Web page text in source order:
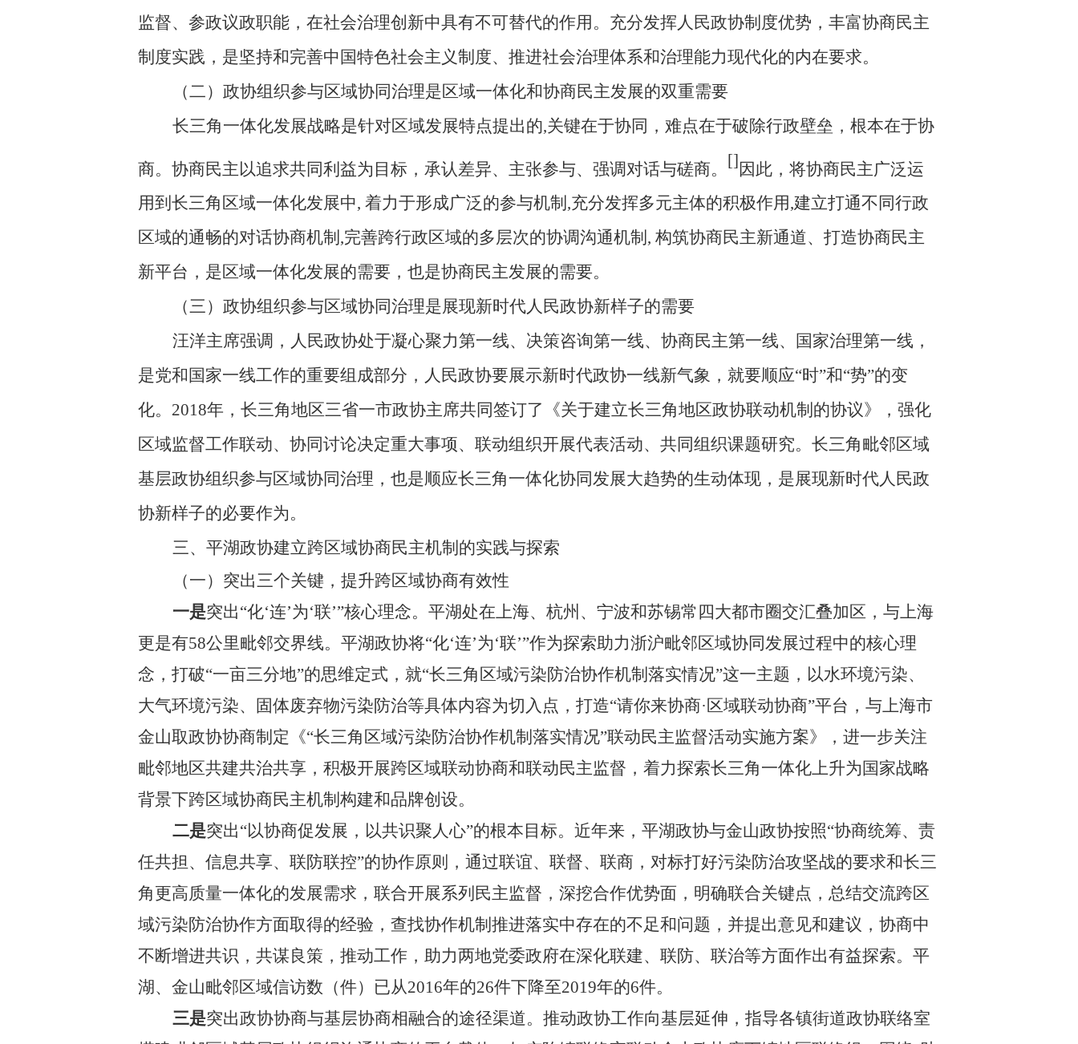
监督、参政议政职能，在社会治理创新中具有不可替代的作用。充分发挥人民政协制度优势，丰富协商民主
制度实践，是坚持和完善中国特色社会主义制度、推进社会治理体系和治理能力现代化的内在要求。
（二）政协组织参与区域协同治理是区域一体化和协商民主发展的双重需要
长三角一体化发展战略是针对区域发展特点提出的,关键在于协同，难点在于破除行政壁垒，根本在于协
商。 协商民主以追求共同利益为目标 ， 承认差异、主张参与、强调对话与磋商。 []因此，将协商民主广泛运
用到长三角 区域一体化发展中, 着力于形成广泛的参与机制,充分发挥多元主体的积极作用,建立打通不同行政
区域的通畅的对话协商机制 ,完善跨行政区域的多层次的协调沟通机制 , 构筑协商民主新通道、 打造协商民主
新平台 ，是区域一体化发展的需要，也是协商民主发展的需要。
（三）政协组织参与区域协同治理是展现新时代人民政协新样子的需要
汪洋主席强调，人民政协处于凝心聚力第一线、决策咨询第一线、协商民主第一线、国家治理第一线，
是党和国家一线工作的重要组成部分，人民政协要展示新时代政协一线新气象，就要顺应“时”和“势”的变
化。2018年，长三角地区三省一市政协主席共同签订了 《关于建立长三角地区政协联动机制的协议》 ， 强化
区域监督工作联动、协同讨论决定重大事项、联动组织开展代表活动、共同组织课题研究。长三角毗邻区域
基层政协组织参与区域协同治理，也是顺应长三角一体化协同发展大趋势的生动体现，是展现新时代人民政
协新样子的必要作为。
三、平湖政协建立跨区域协商民主机制的实践与探索
（一）突出三个关键，提升跨区域协商有效性
一是突出“化‘连’为‘联’”核心理念。 平湖处在上海、杭州、宁波和苏锡常四大都市圈交汇叠加区，与上海
更是有58公里毗邻交界线。 平湖政协将“化‘连’为‘联’”作为探索助力浙沪毗邻区域协同发展过程中的核心理
念， 打破“一亩三分地”的思维定式 ， 就“长三角区域污染防治协作机制落实情况”这一主题，以水环境污染、
大气环境污染、固体废弃物污染防治等具体内容为切入点， 打造“请你来协商·区域联动协商”平台， 与上海市
金山取政协协商制定《“长三角区域污染防治协作机制落实情况”联动民主监督活动实施方案》， 进一步关注
毗邻地区共建共治共享，积极开展跨区域联动协商和联动民主监督，着力探索长三角一体化上升为国家战略
背景下跨区域协商民主机制构建和品牌创设。
二是突出“以协商促发展，以共识聚人心”的根本目标。近年来， 平湖政协与金山政协按照“协商统筹、责
任共担、信息共享、联防联控”的协作原则，通过联谊、联督、联商，对标打好污染防治攻坚战的要求和长三
角更高质量一体化的发展需求，联合开展系列 民主监督， 深挖合作优势面，明确联合关键点，总结交流跨区
域污染防治协作方面取得的经验，查找协作机制推进落实中存在的不足和问题，并提出意见和建议，协商中
不断增进共识，共谋良策，推动工作，助力两地党委政府在深化联建、联防、联治等方面作出有益探索。平
湖、金山毗邻区域信访数（件）已从2016年的26件下降至2019年的6件。
三是突出政协协商与基层协商相融合的途径渠道。 推动政协工作向基层延伸，指导各镇街道政协联络室